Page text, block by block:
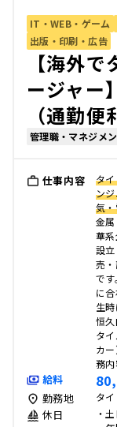
IT・WEB・ゲーム
出版・印刷・広告
【海外
ージャー
（通勤
管理職・マネジメ
仕事内容
タ
ン
気
金
華
設
売
で
に
生
恒
タ
カ
務
給料
勤務地 タ
休日
・